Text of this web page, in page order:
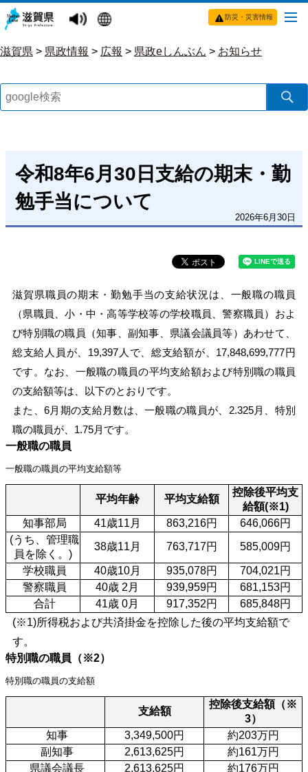
防災・災害情報
滋賀県 > 県政情報 > 広報 > 県政eしんぶん > お知らせ
令和8年6月30日支給の期末・勤
勉手当について
2026年6月30日
滋賀県職員の期末・勤勉手当の支給状況は、一般職の職員
（県職員、小・中・高等学校等の学校職員、警察職員）およ
び特別職の職員（知事、副知事、県議会議員等）あわせて、
総支給人員が、 19,397人で、総支給額が、17,848,699,777円
です。 なお、一般職の職員の平均支給額および特別職の職員
の支給額等は、以下のとおりです。
また、6月期の支給月数は、一般職の職員が、2.325月、特別
職の職員が、1.75月です。
一般職の職員
一般職の職員の平均支給額等
平均年齢 平均支給額
控除後平均支
給額(※1)
知事部局
41歳11月 863,216円
646,066円
員を除く。)
38歳11月 763,717円 585,009円
学校職員 40歳10月 935,078円
704,021円
警察職員
40歳 2月 939,959円
681,153円
合計
41歳 0月 917,352円
685,848円
(※1)所得税および共済掛金を控除した後の平均支給額で
す。
特別職の職員（※2）
特別職の職員の支給額
支給額
控除後支給額（※
3）
知事
3,349,500円
約203万円
副知事
2,613,625円
約161万円
県議会議長
2,613,625円
約176万円